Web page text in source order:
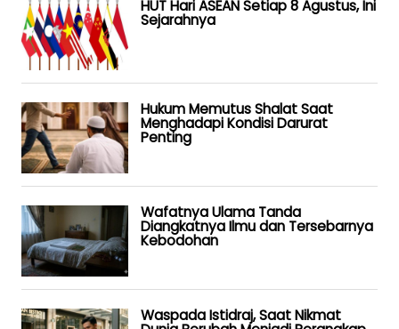
HUT Hari ASEAN Setiap 8 Agustus, Ini
Sejarahnya
Hukum Memutus Shalat Saat
Menghadapi Kondisi Darurat
Penting
Wafatnya Ulama Tanda
Diangkatnya Ilmu dan Tersebarnya
Kebodohan
Waspada Istidraj, Saat Nikmat